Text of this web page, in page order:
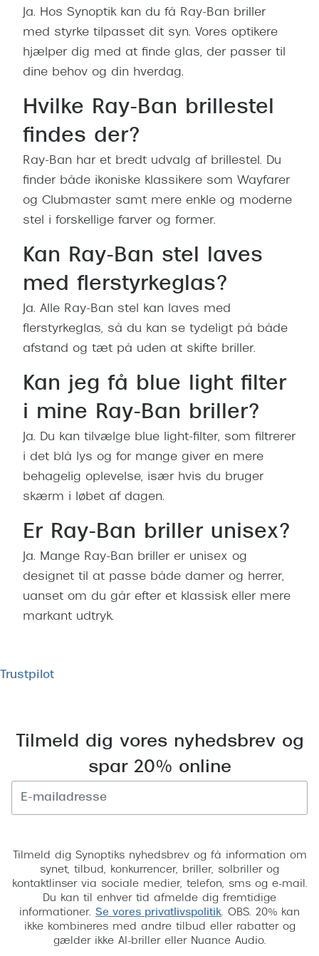
Ja. Hos Synoptik kan du få Ray-Ban briller
med styrke tilpasset dit syn. Vores optikere
hjælper dig med at finde glas, der passer til
dine behov og din hverdag.
Hvilke Ray-Ban brillestel
findes der?
Ray-Ban har et bredt udvalg af brillestel. Du
finder både ikoniske klassikere som Wayfarer
og Clubmaster samt mere enkle og moderne
stel i forskellige farver og former.
Kan Ray-Ban stel laves
med flerstyrkeglas?
Ja. Alle Ray-Ban stel kan laves med
flerstyrkeglas, så du kan se tydeligt på både
afstand og tæt på uden at skifte briller.
Kan jeg få blue light filter
i mine Ray-Ban briller?
Ja. Du kan tilvælge blue light-filter, som filtrerer
i det blå lys og for mange giver en mere
behagelig oplevelse, især hvis du bruger
skærm i løbet af dagen.
Er Ray-Ban briller unisex?
Ja. Mange Ray-Ban briller er unisex og
designet til at passe både damer og herrer,
uanset om du går efter et klassisk eller mere
markant udtryk.
Trustpilot
Tilmeld dig vores nyhedsbrev og
spar 20% online
Tilmeld dig Synoptiks nyhedsbrev og få information om
synet, tilbud, konkurrencer, briller, solbriller og
kontaktlinser via sociale medier, telefon, sms og e-mail.
Du kan til enhver tid afmelde dig fremtidige
informationer. Se vores privatlivspolitik. OBS. 20% kan
ikke kombineres med andre tilbud eller rabatter og
gælder ikke AI-briller eller Nuance Audio.